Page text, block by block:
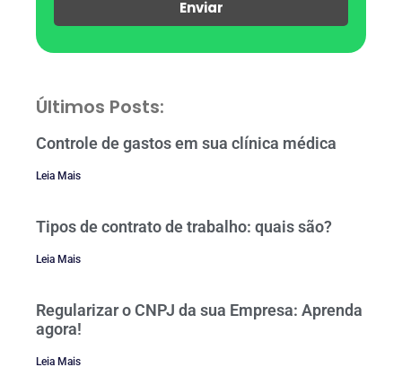
Enviar
Últimos Posts:
Controle de gastos em sua clínica médica
Leia Mais
Tipos de contrato de trabalho: quais são?
Leia Mais
Regularizar o CNPJ da sua Empresa: Aprenda
agora!
Leia Mais